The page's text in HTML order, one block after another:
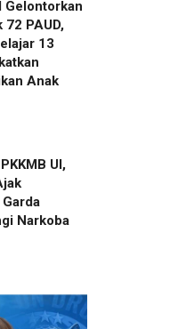
Gelontorkan
PAUD,
13
Anak
UI,
Narkoba